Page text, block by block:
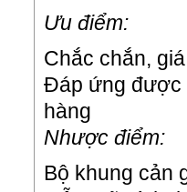
Ưu điểm:
Chắc chắn,
Đáp ứng được
hàng
Nhược điểm:
Bộ khung cản